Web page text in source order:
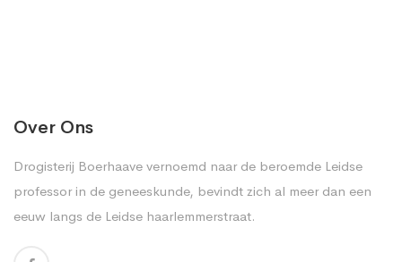
Over Ons
Drogisterij Boerhaave vernoemd naar de beroemde Leidse
professor in de geneeskunde, bevindt zich al meer dan een
eeuw langs de Leidse haarlemmerstraat.